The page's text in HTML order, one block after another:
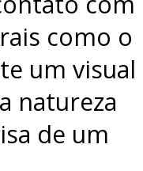
como o
um visual
natureza
de um